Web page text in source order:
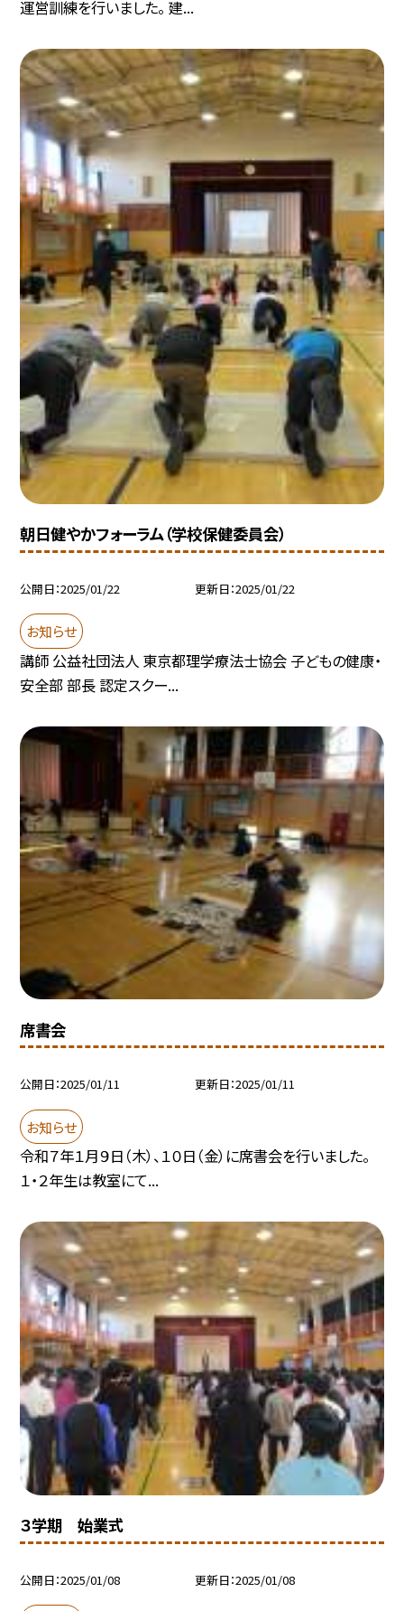
運営訓練を行いました。 建...
朝日健やかフォーラム（学校保健委員会）
公開日 2025/01/22 更新日 2025/01/22
お知らせ
講師 公益社団法人 東京都理学療法士協会 子どもの健康・
安全部 部長 認定スクー...
席書会
公開日 2025/01/11 更新日 2025/01/11
お知らせ
令和７年１月９日（木）、１０日（金）に席書会を行いました。
１・２年生は教室にて...
３学期 始業式
公開日 2025/01/08 更新日 2025/01/08